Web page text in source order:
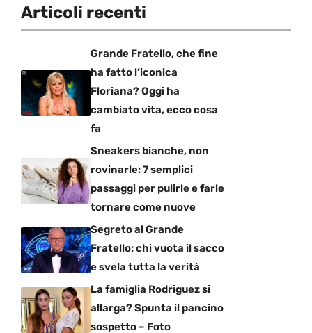
Articoli recenti
Grande Fratello, che fine
ha fatto l’iconica
Floriana? Oggi ha
cambiato vita, ecco cosa
fa
Sneakers bianche, non
rovinarle: 7 semplici
passaggi per pulirle e farle
tornare come nuove
Segreto al Grande
Fratello: chi vuota il sacco
e svela tutta la verità
La famiglia Rodriguez si
allarga? Spunta il pancino
sospetto – Foto